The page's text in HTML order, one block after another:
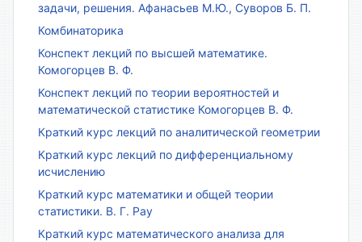
задачи, решения. Афанасьев М.Ю., Суворов Б. П.
Комбинаторика
Конспект лекций по высшей математике.
Комогорцев В. Ф.
Конспект лекций по теории вероятностей и
математической статистике Комогорцев В. Ф.
Краткий курс лекций по аналитической геометрии
Краткий курс лекций по дифференциальному
исчислению
Краткий курс математики и общей теории
статистики. В. Г. Рау
Краткий курс математического анализа для